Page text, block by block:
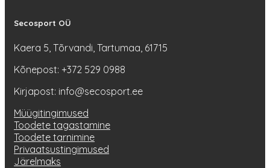
Secosport OÜ
Kaera 5, Tõrvandi, Tartumaa, 61715
Kõnepost: +372 529 0988
Kirjapost: info@secosport.ee
Müügitingimused
Toodete tagastamine
Toodete tarnimine
Privaatsustingimused
Järelmaks